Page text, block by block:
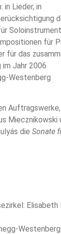
in Lieder, in
für
für das
Jahr 2006
Westenberg
Miecznikowski
die Sonate
Elisabeth